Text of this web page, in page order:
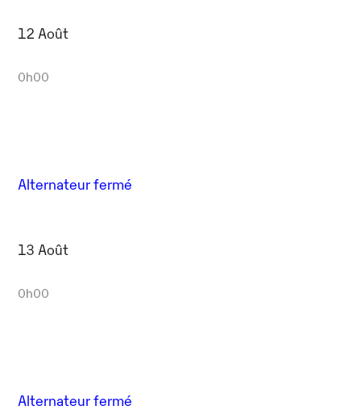
12 Août
0h00
Alternateur fermé
13 Août
0h00
Alternateur fermé